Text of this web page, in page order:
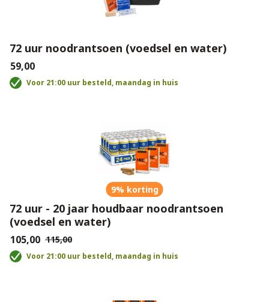
72 uur noodrantsoen (voedsel en water)
€59,00
Voor 21:00 uur besteld, maandag in huis
9% korting
72 uur - 20 jaar houdbaar noodrantsoen
(voedsel en water)
€105,00 €115,00
Voor 21:00 uur besteld, maandag in huis